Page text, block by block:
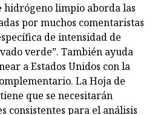
limpio aborda las
por muchos comentaristas
de intensidad de
verde”. También ayuda
a Estados Unidos con la
La Hoja de
que se necesitarán
consistentes para el análisis